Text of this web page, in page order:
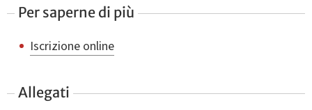
Per saperne di più
Iscrizione online
Allegati